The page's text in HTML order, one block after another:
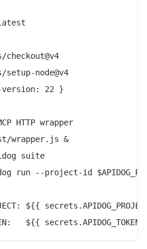
checkout@v4
setup-node@v4
22 }
HTTP wrapper
wrapper.js &
suite
run --project-id
${{